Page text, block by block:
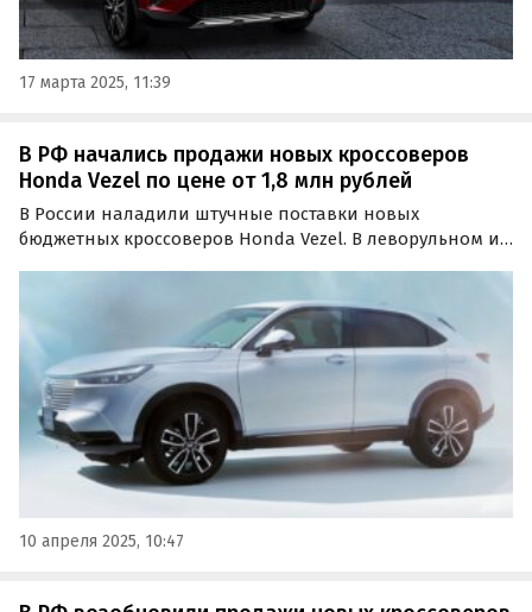
17 марта 2025, 11:39
В РФ начались продажи новых кроссоверов
Honda Vezel по цене от 1,8 млн рублей
В России наладили штучные поставки новых
бюджетных кроссоверов Honda Vezel. В леворульном и
классифайдов стартуют от 1 750 000 рублей, пишут
«Автоновости дня».
10 апреля 2025, 10:47